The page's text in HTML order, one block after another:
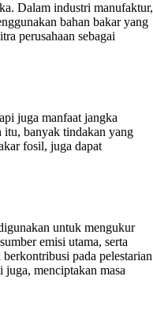
Dalam industri manufaktur,
bahan bakar yang
perusahaan sebagai
juga manfaat jangka
itu, banyak tindakan yang
fosil, juga dapat
untuk mengukur
emisi utama, serta
pada pelestarian
menciptakan masa